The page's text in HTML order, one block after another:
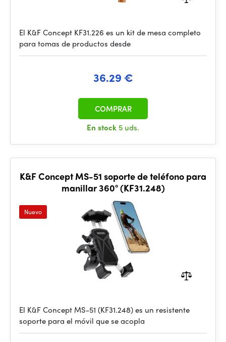
El K&F Concept KF31.226 es un kit de mesa completo
para tomas de productos desde
36.29 €
En stock 5 uds.
COMPRAR
K&F Concept MS-51 soporte de teléfono para
manillar 360° (KF31.248)
Nuevo
El K&F Concept MS-51 (KF31.248) es un resistente
soporte para el móvil que se acopla